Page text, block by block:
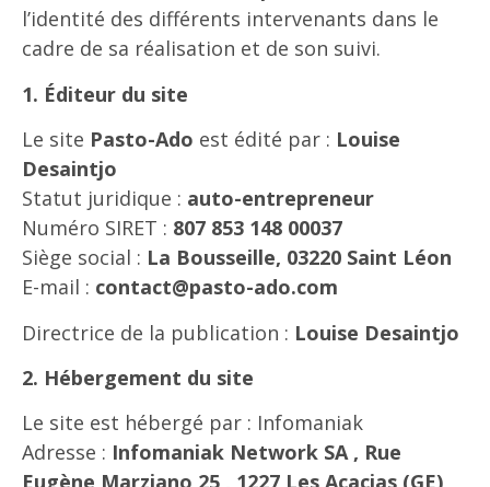
l’identité des différents intervenants dans le
cadre de sa réalisation et de son suivi.
1. Éditeur du site
Le site Pasto-Ado est édité par : Louise
Desaintjo
Statut juridique : auto-entrepreneur
Numéro SIRET : 807 853 148 00037
Siège social : La Bousseille, 03220 Saint Léon
E-mail : contact@pasto-ado.com
Directrice de la publication : Louise Desaintjo
2. Hébergement du site
Le site est hébergé par : Infomaniak
Adresse : Infomaniak Network SA , Rue